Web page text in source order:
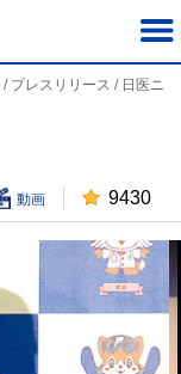
プレスリリース / 日医ニ
動画
9430